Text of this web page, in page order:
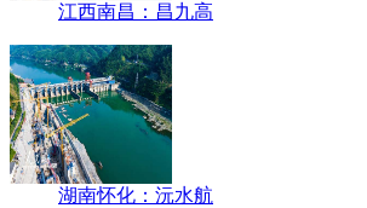
江西南昌：昌九高
湖南怀化：沅水航